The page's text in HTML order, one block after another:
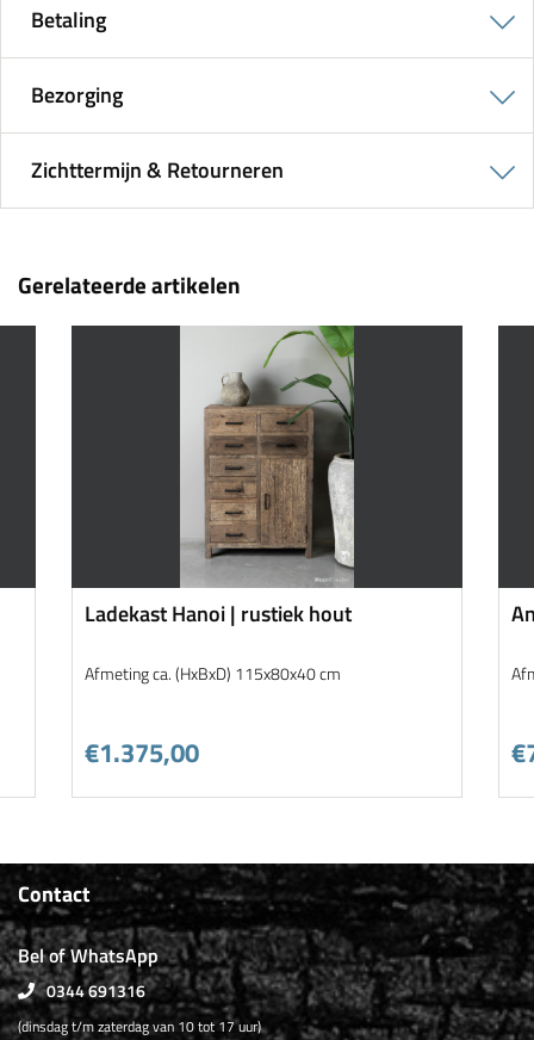
Betaling
Bezorging
Zichttermijn & Retourneren
Gerelateerde artikelen
Ladekast Hanoi | rustiek hout
Afmeting ca. (HxBxD) 115x80x40 cm
€1.375,00
Contact
Bel of WhatsApp
0344 691316
(dinsdag t/m zaterdag van 10 tot 17 uur)